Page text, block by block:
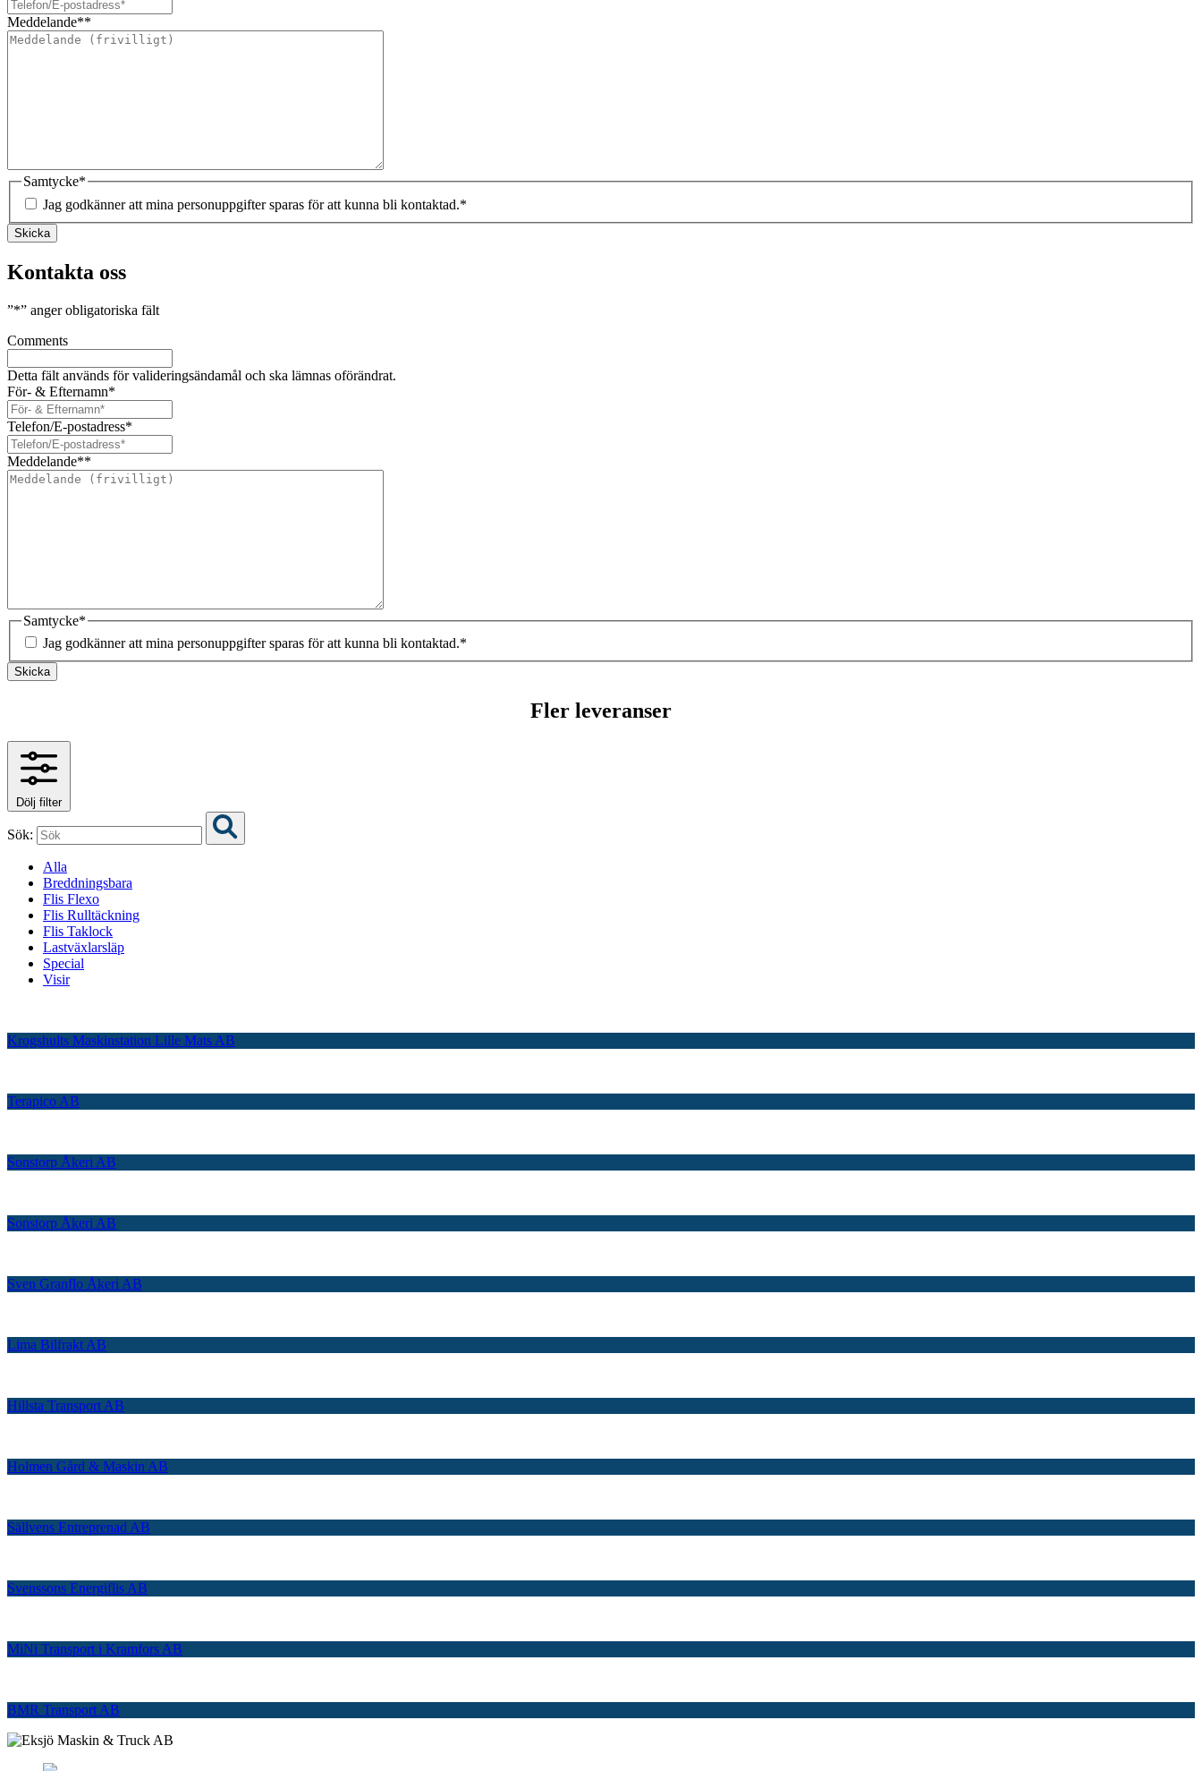
Meddelande**
Samtycke*
Jag godkänner att mina personuppgifter sparas för att kunna bli kontaktad.*
Skicka
Kontakta oss
”*” anger obligatoriska fält
Comments
Detta fält används för valideringsändamål och ska lämnas oförändrat.
För- & Efternamn*
Telefon/E-postadress*
Meddelande**
Samtycke*
Jag godkänner att mina personuppgifter sparas för att kunna bli kontaktad.*
Skicka
Fler leveranser
Dölj filter
Sök:
Alla
Breddningsbara
Flis Flexo
Flis Rulltäckning
Flis Taklock
Lastväxlarsläp
Special
Visir
Krogshults Maskinstation Lille Mats AB
Terapico AB
Sonstorp Åkeri AB
Sonstorp Åkeri AB
Sven Granflo Åkeri AB
Lima Bilfrakt AB
Hillsta Transport AB
Holmen Gård & Maskin AB
Sällvens Entreprenad AB
Svenssons Energiflis AB
MiNi Transport i Kramfors AB
BMR Transport AB